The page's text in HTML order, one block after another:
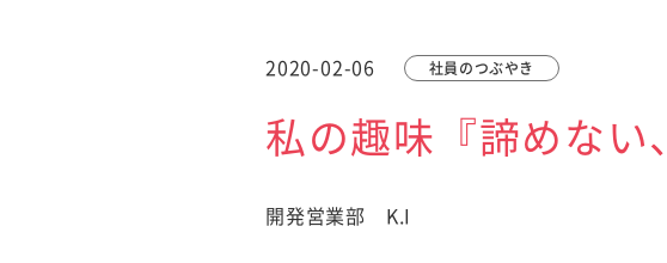
2020-02-06 社員のつぶやき
私の趣味『諦めない
開発営業部 K.I